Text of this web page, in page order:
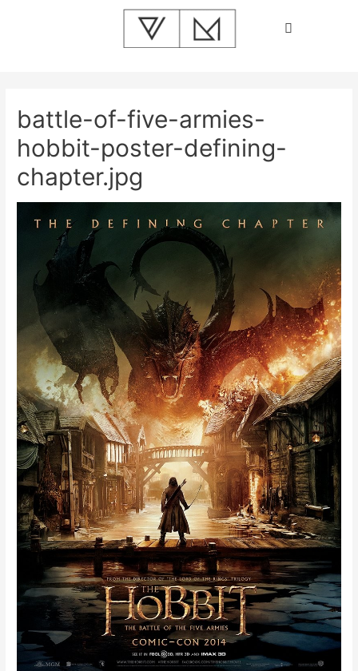
battle-of-five-armies-
hobbit-poster-defining-
chapter.jpg